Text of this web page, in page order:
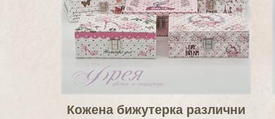
Кожена бижутерка различни